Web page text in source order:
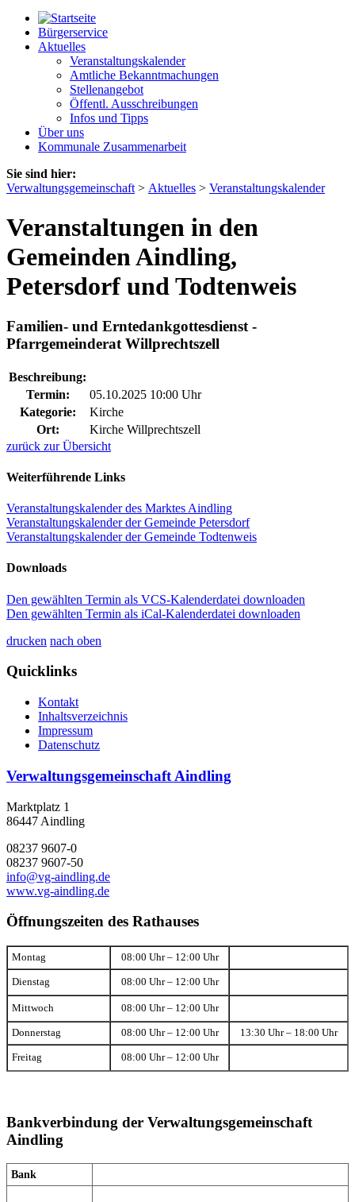
Bürgerservice
Aktuelles
Veranstaltungskalender
Amtliche Bekanntmachungen
Stellenangebot
Öffentl. Ausschreibungen
Infos und Tipps
Über uns
Kommunale Zusammenarbeit
Sie sind hier:
Verwaltungsgemeinschaft > Aktuelles > Veranstaltungskalender
Veranstaltungen in den
Gemeinden Aindling,
Petersdorf und Todtenweis
Familien- und Erntedankgottesdienst -
Pfarrgemeinderat Willprechtszell
Beschreibung:
Termin:
05.10.2025 10:00 Uhr
Kategorie:
Kirche
Ort:
Kirche Willprechtszell
zurück zur Übersicht
Weiterführende Links
Veranstaltungskalender des Marktes Aindling
Veranstaltungskalender der Gemeinde Petersdorf
Veranstaltungskalender der Gemeinde Todtenweis
Downloads
Den gewählten Termin als VCS-Kalenderdatei downloaden
Den gewählten Termin als iCal-Kalenderdatei downloaden
drucken nach oben
Quicklinks
Kontakt
Inhaltsverzeichnis
Impressum
Datenschutz
Verwaltungsgemeinschaft Aindling
Marktplatz 1
86447 Aindling
08237 9607-0
08237 9607-50
info@vg-aindling.de
www.vg-aindling.de
Öffnungszeiten des Rathauses
Montag 08:00 Uhr – 12:00 Uhr
Dienstag 08:00 Uhr – 12:00 Uhr
Mittwoch 08:00 Uhr – 12:00 Uhr
Donnerstag 08:00 Uhr – 12:00 Uhr 13:30 Uhr – 18:00 Uhr
Freitag 08:00 Uhr – 12:00 Uhr
Bankverbindung der Verwaltungsgemeinschaft
Aindling
Bank